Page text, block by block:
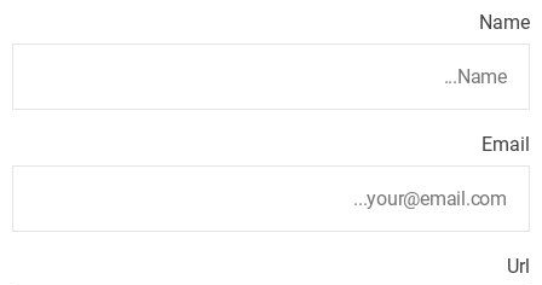
Name
Email
Url